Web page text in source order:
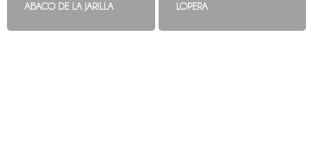
ABACO DE LA JARILLA LOPERA